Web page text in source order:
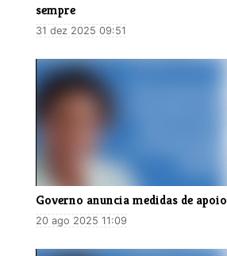
sempre
31 dez 2025 09:51
Governo anuncia medidas de apoio
20 ago 2025 11:09